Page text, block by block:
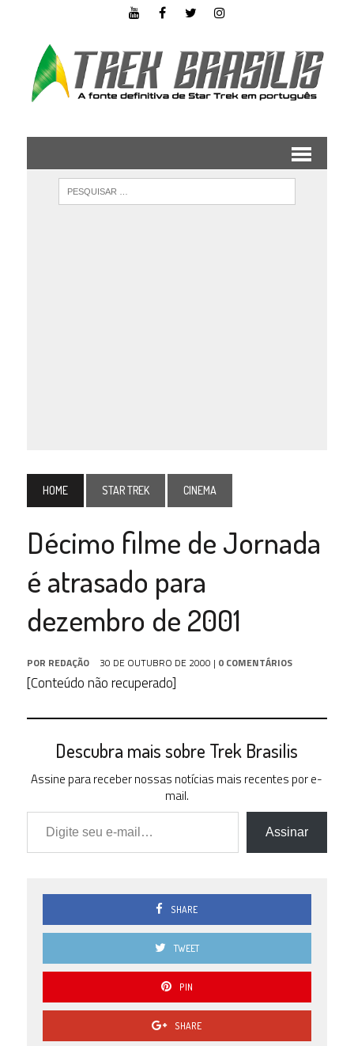
HOME STAR TREK CINEMA
Décimo filme de Jornada
é atrasado para
dezembro de 2001
POR REDAÇÃO 30 DE OUTUBRO DE 2000 | 0 COMENTÁRIOS
[Conteúdo não recuperado]
Descubra mais sobre Trek Brasilis
Assine para receber nossas notícias mais recentes por e-
mail.
Digite seu e-mail…
Assinar
SHARE
TWEET
PIN
SHARE